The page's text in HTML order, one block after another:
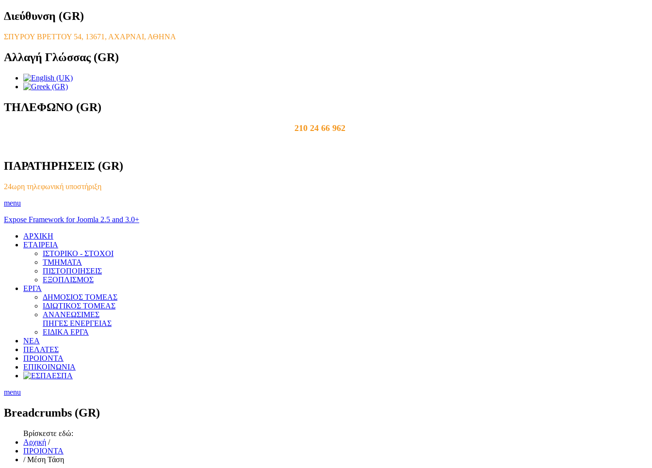
Διεύθυνση (GR)
ΣΠΥΡΟΥ ΒΡΕΤΤΟΥ 54, 13671, ΑΧΑΡΝΑΙ, ΑΘΗΝΑ
Αλλαγή Γλώσσας (GR)
ΤΗΛΕΦΩΝΟ (GR)
210 24 66 962
ΠΑΡΑΤΗΡΗΣΕΙΣ (GR)
24ωρη τηλεφωνική υποστήριξη
menu
Expose Framework for Joomla 2.5 and 3.0+
ΑΡΧΙΚΗ
ΕΤΑΙΡΕΙΑ
ΙΣΤΟΡΙΚΟ - ΣΤΟΧΟΙ
ΤΜΗΜΑΤΑ
ΠΙΣΤΟΠΟΙΗΣΕΙΣ
ΕΞΟΠΛΙΣΜΟΣ
ΕΡΓΑ
ΔΗΜΟΣΙΟΣ ΤΟΜΕΑΣ
ΙΔΙΩΤΙΚΟΣ ΤΟΜΕΑΣ
ΑΝΑΝΕΩΣΙΜΕΣ
ΠΗΓΕΣ ΕΝΕΡΓΕΙΑΣ
ΕΙΔΙΚΑ ΕΡΓΑ
ΝΕΑ
ΠΕΛΑΤΕΣ
ΠΡΟΙΟΝΤΑ
ΕΠΙΚΟΙΝΩΝΙΑ
ΕΣΠΑ
menu
Breadcrumbs (GR)
Βρίσκεστε εδώ:
Αρχική /
ΠΡΟΙΟΝΤΑ
/ Μέση Τάση